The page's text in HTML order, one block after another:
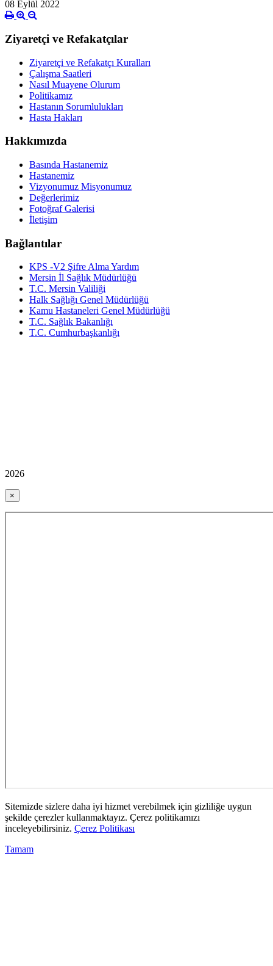
08 Eylül 2022
Ziyaretçi ve Refakatçılar
Ziyaretçi ve Refakatçı Kuralları
Çalışma Saatleri
Nasıl Muayene Olurum
Politikamız
Hastanın Sorumlulukları
Hasta Hakları
Hakkımızda
Basında Hastanemiz
Hastanemiz
Vizyonumuz Misyonumuz
Değerlerimiz
Fotoğraf Galerisi
İletişim
Bağlantılar
KPS -V2 Şifre Alma Yardım
Mersin İl Sağlık Müdürlüğü
T.C. Mersin Valiliği
Halk Sağlığı Genel Müdürlüğü
Kamu Hastaneleri Genel Müdürlüğü
T.C. Sağlık Bakanlığı
T.C. Cumhurbaşkanlığı
2026
×
Sitemizde sizlere daha iyi hizmet verebilmek için gizliliğe uygun
şekilde çerezler kullanmaktayız. Çerez politikamızı
inceleyebilirsiniz. Çerez Politikası
Tamam